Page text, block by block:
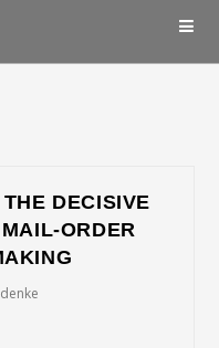
DECISIVE
ORDER